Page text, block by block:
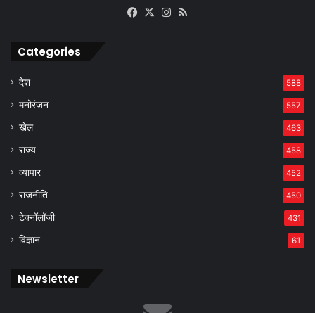
Facebook
X Instagram
Categories
देश 588
मनोरंजन 557
खेल 463
राज्य 458
व्यापार 452
राजनीति 450
टेक्नॉलॉजी 431
विज्ञान 61
Newsletter